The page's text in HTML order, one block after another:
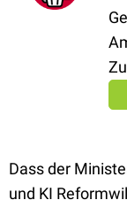
Dass der
und KI